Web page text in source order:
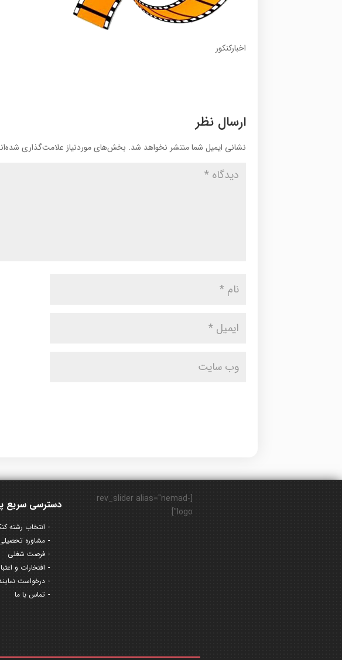
اخبارکنکور
ارسال نظر
نشانی ایمیل شما منتشر نخواهد شد. بخش‌های موردنیاز علامت‌گذاری
دسترسی سریع
انتخاب رشته کنکور
مشاوره
فرصت شغلی
افتخارات و
درخواست
تماس با ما
[rev_slider alias="nemad-
logo"]